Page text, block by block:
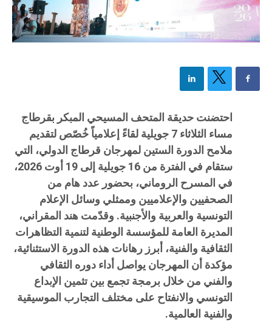
احتضنت حديقة المتحف المسيحي المبكر بقرطاج
مساء الثلاثاء 7 جويلية لقاءً إعلامياً خُصّص لتقديم
ملامح الدورة الستين لمهرجان قرطاج الدولي، التي
ستقام في الفترة من 16 جويلية إلى 19 أوت 2026،
في المسرح الروماني، بحضور عدد هام من
الصحفيين والإعلاميين وممثلي وسائل الإعلام
التونسية والعربية والأجنبية. وقدّمت هند المقراني،
المديرة العامة للمؤسسة الوطنية لتنمية التظاهرات
الثقافية والفنية، أبرز رهانات هذه الدورة الاستثنائية،
مؤكدة أن المهرجان يواصل أداء دوره الثقافي
والفني من خلال برمجة تجمع بين تثمين الإبداع
التونسي والانفتاح على مختلف التجارب الموسيقية
والفنية العالمية.